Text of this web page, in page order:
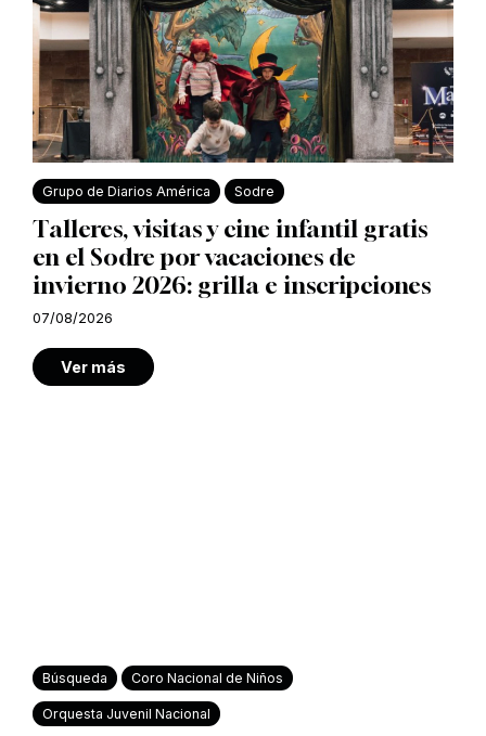
Grupo de Diarios América Sodre
Talleres, visitas y cine infantil gratis
en el Sodre por vacaciones de
invierno 2026: grilla e inscripciones
07/08/2026
Ver más
Búsqueda Coro Nacional de Niños
Orquesta Juvenil Nacional